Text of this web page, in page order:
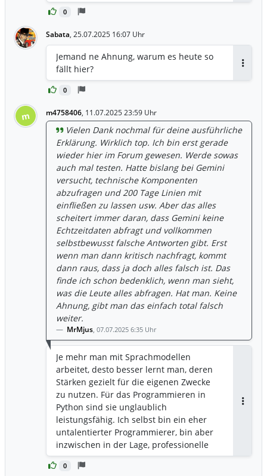
Kaufpreis aus meiner Analyse von unter
24 Euro ist quasi die Versicherung gegen
ein teilweises Scheitern dieser Wette.
Unser Einstieg bei ~28,5 EUR ist eine
Wette auf den Erfolg – bei dem aktuellen
Preis nicht unvernünftig, aber definitiv
mit einem Risiko behaftet, das man sehr
bewusst eingehen muss.
ist man als Investor bereit, eine
Wahrscheinlichkeit, dass die Cashflows
auch in 10 Jahren noch sprudeln,
ungleich höher ist als bei Comcast.
**strukturellen Disruption** des
Geschäftsmodells? Die **technischen
Indikatoren** und das erhöhte Put-
Option-Volumen deuten darauf hin, dass
weitere Volatilität wahrscheinlich ist. Die
bevorstehenden **Q2-Ergebnisse am 31.
Juli 2025** werden wichtige
Erkenntnisse über die operative
Katalysator für eine Trendwende oder
weitere Schwäche fungieren.
0
Sabata, 25.07.2025 16:07 Uhr
0
Jemand ne Ahnung, warum es heute so
fällt hier?
m m4758406, 11.07.2025 23:59 Uhr
0
Vielen Dank nochmal für deine ausführliche
Erklärung. Wirklich top. Ich bin erst gerade
wieder hier im Forum gewesen. Werde sowas
auch mal testen. Hatte bislang bei Gemini
versucht, technische Komponenten
abzufragen und 200 Tage Linien mit
einfließen zu lassen usw. Aber das alles
scheitert immer daran, dass Gemini keine
Echtzeitdaten abfragt und vollkommen
selbstbewusst falsche Antworten gibt. Erst
wenn man dann kritisch nachfragt, kommt
dann raus, dass ja doch alles falsch ist. Das
finde ich schon bedenklich, wenn man sieht,
was die Leute alles abfragen. Hat man. Keine
Ahnung, gibt man das einfach total falsch
weiter.
MrMjus, 07.07.2025 6:35 Uhr
Je mehr man mit Sprachmodellen
arbeitet, desto besser lernt man, deren
Stärken gezielt für die eigenen Zwecke
zu nutzen. Für das Programmieren in
Python sind sie unglaublich
leistungsfähig. Ich selbst bin ein eher
untalentierter Programmierer, bin aber
inzwischen in der Lage, professionelle
Programme zu schreiben. Die neuesten
Modelle gehören bei